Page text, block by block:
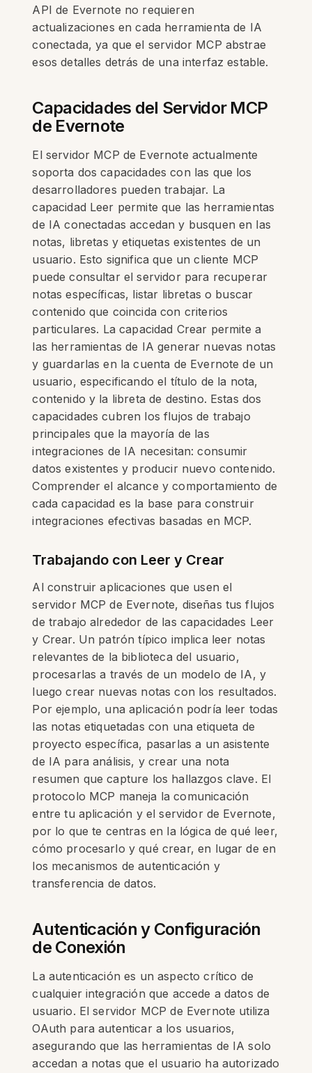
API de Evernote no requieren
actualizaciones en cada herramienta de IA
conectada, ya que el servidor MCP abstrae
esos detalles detrás de una interfaz estable.
Capacidades del Servidor MCP
de Evernote
El servidor MCP de Evernote actualmente
soporta dos capacidades con las que los
desarrolladores pueden trabajar. La
capacidad Leer permite que las herramientas
de IA conectadas accedan y busquen en las
notas, libretas y etiquetas existentes de un
usuario. Esto significa que un cliente MCP
puede consultar el servidor para recuperar
notas específicas, listar libretas o buscar
contenido que coincida con criterios
particulares. La capacidad Crear permite a
las herramientas de IA generar nuevas notas
y guardarlas en la cuenta de Evernote de un
usuario, especificando el título de la nota,
contenido y la libreta de destino. Estas dos
capacidades cubren los flujos de trabajo
principales que la mayoría de las
integraciones de IA necesitan: consumir
datos existentes y producir nuevo contenido.
Comprender el alcance y comportamiento de
cada capacidad es la base para construir
integraciones efectivas basadas en MCP.
Trabajando con Leer y Crear
Al construir aplicaciones que usen el
servidor MCP de Evernote, diseñas tus flujos
de trabajo alrededor de las capacidades Leer
y Crear. Un patrón típico implica leer notas
relevantes de la biblioteca del usuario,
procesarlas a través de un modelo de IA, y
luego crear nuevas notas con los resultados.
Por ejemplo, una aplicación podría leer todas
las notas etiquetadas con una etiqueta de
proyecto específica, pasarlas a un asistente
de IA para análisis, y crear una nota
resumen que capture los hallazgos clave. El
protocolo MCP maneja la comunicación
entre tu aplicación y el servidor de Evernote,
por lo que te centras en la lógica de qué leer,
cómo procesarlo y qué crear, en lugar de en
los mecanismos de autenticación y
transferencia de datos.
Autenticación y Configuración
de Conexión
La autenticación es un aspecto crítico de
cualquier integración que accede a datos de
usuario. El servidor MCP de Evernote utiliza
OAuth para autenticar a los usuarios,
asegurando que las herramientas de IA solo
accedan a notas que el usuario ha autorizado